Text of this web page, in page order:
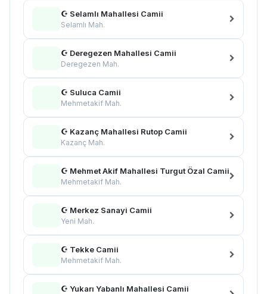
☪ Selamlı Mahallesi Camii
Selamlı Mah.
☪ Deregezen Mahallesi Camii
Deregezen Mah.
☪ Suluca Camii
Mehmetakif Mah.
☪ Kazanç Mahallesi Rutop Camii
Kazanç Mah.
☪ Mehmet Akif Mahallesi Turgut Özal Camii
Mehmetakif Mah.
☪ Merkez Sanayi Camii
Yeni Mah.
☪ Tekke Camii
Mehmetakif Mah.
☪ Yukarı Yabanlı Mahallesi Camii